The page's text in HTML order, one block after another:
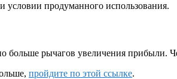
продуманного использования.
больше рычагов увеличения прибыли.
пройдите по этой ссылке.